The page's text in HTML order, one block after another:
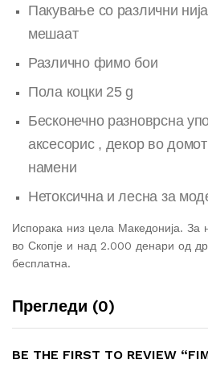
Пакување со различни
мешаат
Различно фимо бои
Пола коцки 25 g
Бесконечно разноврсна
аксесорис , декор во
намени
Нетоксична и лесна за
Испорака низ цела Македонија. За
во Скопје и над 2.000 денари од
бесплатна.
Прегледи (0)
BE THE FIRST TO REVIEW